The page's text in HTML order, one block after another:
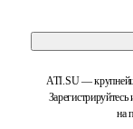
ATI.SU —
на